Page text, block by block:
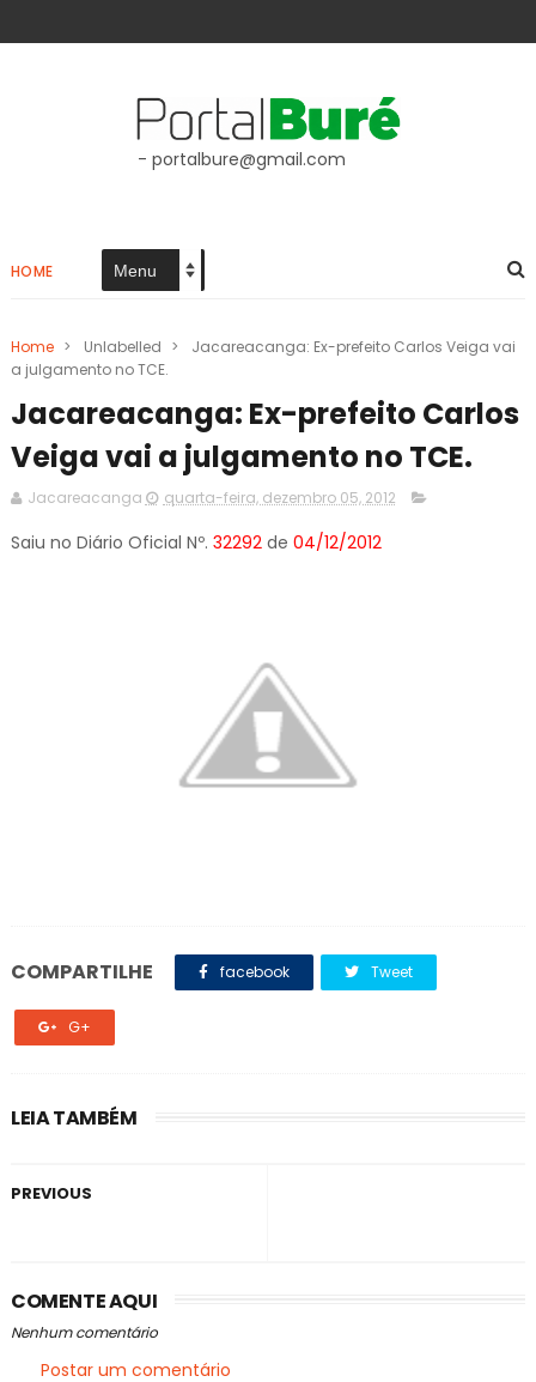
- portalbure@gmail.com
HOME
Home > Unlabelled >
Jacareacanga: Ex-prefeito Carlos Veiga vai
a julgamento no TCE.
Jacareacanga: Ex-prefeito Carlos
Veiga vai a julgamento no TCE.
Jacareacanga quarta-feira, dezembro 05, 2012
Saiu no Diário Oficial Nº. 32292de 04/12/2012
COMPARTILHE facebook Tweet
G+
LEIA TAMBÉM
PREVIOUS
COMENTE AQUI
Nenhum comentário
Postar um comentário